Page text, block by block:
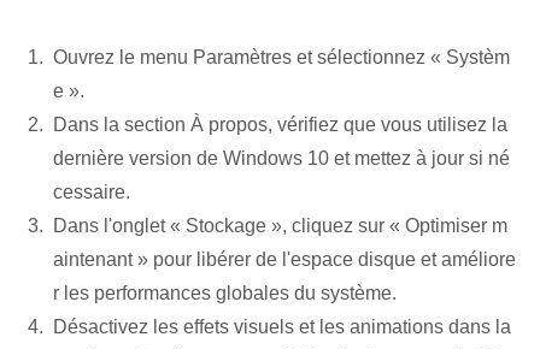
Ouvrez le menu Paramètres et⁢ sélectionnez⁤ « Systèm
e ».
Dans la section À propos, vérifiez que vous utilisez la
dernière version de Windows 10 et mettez à jour si né
cessaire.
Dans l'onglet « Stockage », cliquez sur « Optimiser m
aintenant » pour libérer de l'espace disque et améliore
r les performances globales du système.
Désactivez les effets visuels et les animations dans la